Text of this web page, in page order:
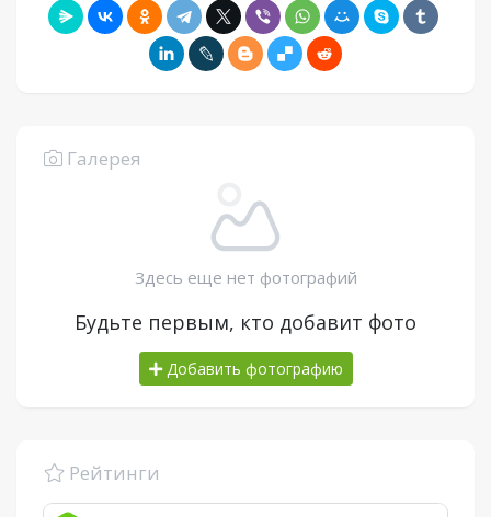
Галерея
Здесь еще нет фотографий
Будьте первым, кто добавит фото
Добавить фотографию
Рейтинги